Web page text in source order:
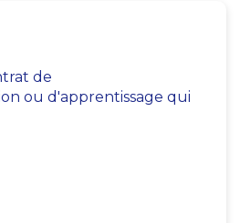
de
ou d'apprentissage qui